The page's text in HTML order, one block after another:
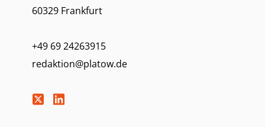
60329 Frankfurt
+49 69 24263915
redaktion@platow.de